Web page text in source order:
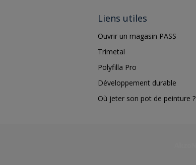
Liens utiles
Ouvrir un magasin PASS
Trimetal
Polyfilla Pro
Développement durable
Où jeter son pot de peinture ?